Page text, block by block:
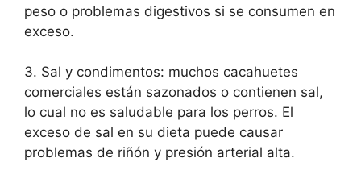
peso o problemas digestivos si se consumen en
exceso.
3. Sal y condimentos: muchos cacahuetes
comerciales están sazonados o contienen sal,
lo cual no es saludable para los perros. El
exceso de sal en su dieta puede causar
problemas de riñón y presión arterial alta.